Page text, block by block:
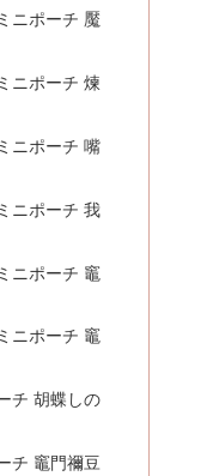
ニポーチ 魘
ニポーチ 煉
ニポーチ 嘴
ニポーチ 我
ニポーチ 竈
ニポーチ 竈
チ 胡蝶しの
チ 竈門禰豆